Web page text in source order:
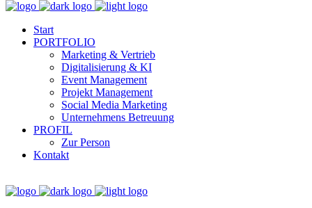
Start
PORTFOLIO
Marketing & Vertrieb
Digitalisierung & KI
Event Management
Projekt Management
Social Media Marketing
Unternehmens Betreuung
PROFIL
Zur Person
Kontakt